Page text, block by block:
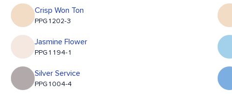
Crisp Won Ton
PPG1202-3
Jasmine Flower
PPG1194-1
Silver Service
PPG1004-4